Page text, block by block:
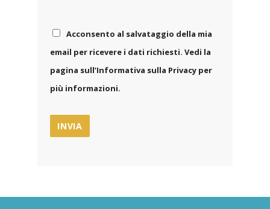
Acconsento al salvataggio della mia
email per ricevere i dati richiesti. Vedi la
pagina sull’Informativa sulla Privacy per
più informazioni.